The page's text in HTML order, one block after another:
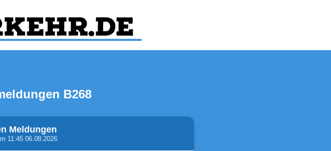
B268
Meldungen
11:45 06.08.2026